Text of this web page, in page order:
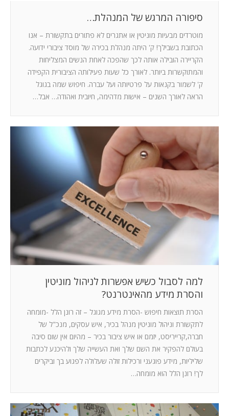
סיפורה המרגש של המנהלת…
מוטרדים מבעיות מוניטין או אתגרים לא פתורים בתקשורת – אנו
הכתובת בשבילך! ק' היתה מנהלת בכירה של מוסד ציבורי ידועה.
הקריירה הובילה אותה לכך שהפכה לאחת הנשים המצליחות
והמתוקשרות ביותר. לאורך כל שעות פעילותה הציבורית הקפידה
ק' לשמור בקנאות על פרטיותה ועל עברה. חיפוש שמה בגוגל
הראה לאורך השנים – אישות מדהימה, חיובית ואהודה… אבל…
למה לסבול כשיש אפשרות לניהול מוניטין
והסרת מידע מהאינטרנט?
הסרת תוצאות חיפוש -הסרת מידע מגוגל – זה רונן הלל -מומחה
לתקשורת וניהול מוניטין מנהל בכיר, איש עסקים, מנכ"ל של
חברה,קרייריסט, יזמם או איש ציבור בכיר – מהיום אין שום סיבה
בעולם להפקיר את השם שלך ואת העשייה שלך ולהיכנע לכתבות
שליליות, מידע פוגעני ורכילות זולה שעלולה לפגוע בך וביקרים
לך! רונן הלל הוא מומחה…